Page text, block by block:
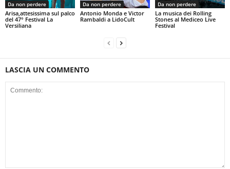
Da non perdere
Arisa,attesissima sul palco
del 47° Festival La
Versiliana
Da non perdere
Antonio Monda e Victor
Rambaldi a LidoCult
Da non perdere
La musica dei Rolling
Stones al Mediceo Live
Festival
LASCIA UN COMMENTO